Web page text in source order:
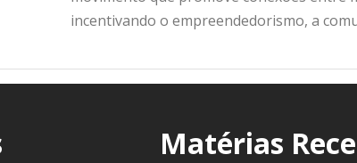
incentivando o empreendedorismo, a
Matérias